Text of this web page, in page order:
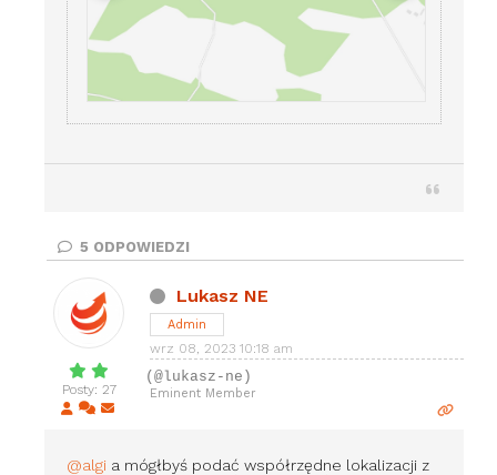
5 ODPOWIEDZI
Posty: 27
Lukasz NE
Admin
wrz 08, 2023 10:18 am
(@lukasz-ne)
Eminent Member
@algi a mógłbyś podać współrzędne lokalizacji z